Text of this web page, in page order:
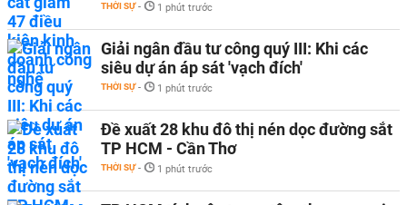
THỜI SỰ - 1 phút trước
Giải ngân đầu tư công quý III: Khi các
siêu dự án áp sát 'vạch đích'
THỜI SỰ - 1 phút trước
Đề xuất 28 khu đô thị nén dọc đường sắt
TP HCM - Cần Thơ
THỜI SỰ - 1 phút trước